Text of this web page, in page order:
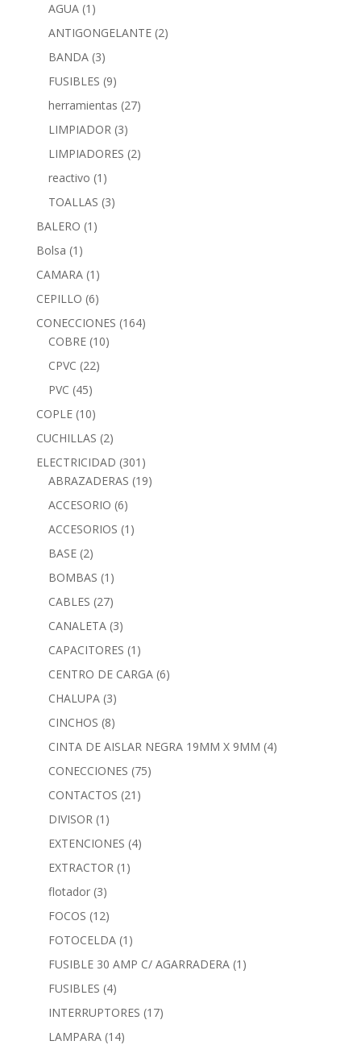
AGUA (1)
ANTIGONGELANTE (2)
BANDA (3)
FUSIBLES (9)
herramientas (27)
LIMPIADOR (3)
LIMPIADORES (2)
reactivo (1)
TOALLAS (3)
BALERO (1)
Bolsa (1)
CAMARA (1)
CEPILLO (6)
CONECCIONES (164)
COBRE (10)
CPVC (22)
PVC (45)
COPLE (10)
CUCHILLAS (2)
ELECTRICIDAD (301)
ABRAZADERAS (19)
ACCESORIO (6)
ACCESORIOS (1)
BASE (2)
BOMBAS (1)
CABLES (27)
CANALETA (3)
CAPACITORES (1)
CENTRO DE CARGA (6)
CHALUPA (3)
CINCHOS (8)
CINTA DE AISLAR NEGRA 19MM X 9MM (4)
CONECCIONES (75)
CONTACTOS (21)
DIVISOR (1)
EXTENCIONES (4)
EXTRACTOR (1)
flotador (3)
FOCOS (12)
FOTOCELDA (1)
FUSIBLE 30 AMP C/ AGARRADERA (1)
FUSIBLES (4)
INTERRUPTORES (17)
LAMPARA (14)